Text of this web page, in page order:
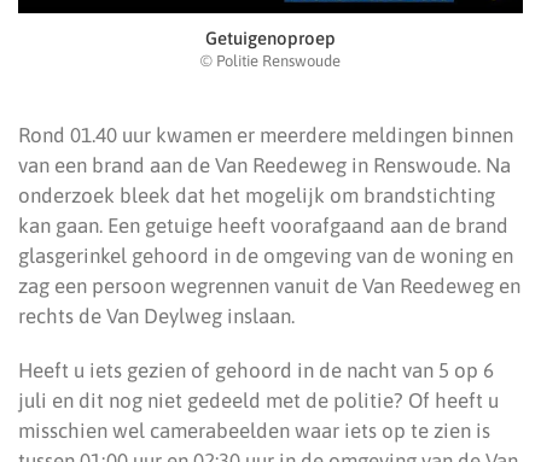
Getuigenoproep
© Politie Renswoude
Rond 01.40 uur kwamen er meerdere meldingen binnen
van een brand aan de Van Reedeweg in Renswoude. Na
onderzoek bleek dat het mogelijk om brandstichting
kan gaan. Een getuige heeft voorafgaand aan de brand
glasgerinkel gehoord in de omgeving van de woning en
zag een persoon wegrennen vanuit de Van Reedeweg en
rechts de Van Deylweg inslaan.
Heeft u iets gezien of gehoord in de nacht van 5 op 6
juli en dit nog niet gedeeld met de politie? Of heeft u
misschien wel camerabeelden waar iets op te zien is